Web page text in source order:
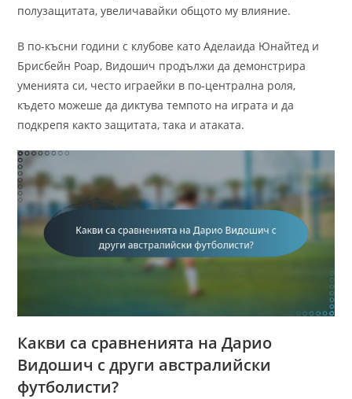
полузащитата, увеличавайки общото му влияние.
В по-късни години с клубове като Аделаида Юнайтед и
Брисбейн Роар, Видошич продължи да демонстрира
уменията си, често играейки в по-централна роля,
където можеше да диктува темпото на играта и да
подкрепя както защитата, така и атаката.
Какви са сравненията на Дарио
Видошич с други австралийски
футболисти?